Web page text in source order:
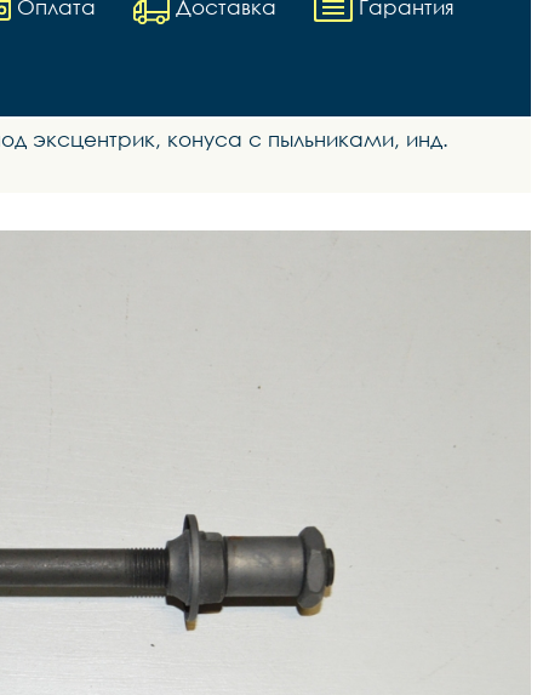
Оплата Доставка Гарантия
эксцентрик, конуса с пыльниками, инд.